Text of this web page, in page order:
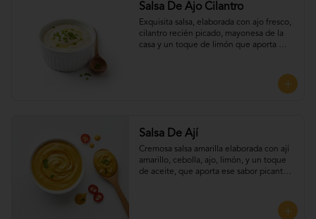
Salsa De Ajo Cilantro
Exquisita salsa, elaborada con ajo fresco,
cilantro recién picado, mayonesa de la
casa y un toque de limón que aporta
Salsa De Ají
Cremosa salsa amarilla elaborada con ají
amarillo, cebolla, ajo, limón, y un toque
de aceite, que aporta ese sabor picante y